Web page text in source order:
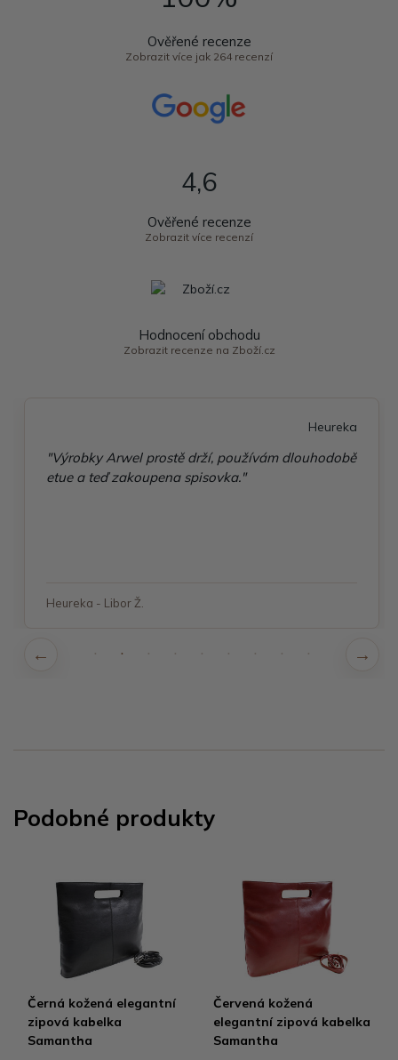
Ověřené recenze
Zobrazit více jak 264 recenzí
4,6
Ověřené recenze
Zobrazit více recenzí
Hodnocení obchodu
Zobrazit recenze na Zboží.cz
Heureka
"Příjemná komunikace, vzorné balení, rychlé
dodání a ještě "dárek" jsem velice spokojená a
Heureka - Jana P.
Podobné produkty
Černá kožená elegantní
zipová kabelka
Samantha
Červená kožená
elegantní zipová kabelka
Samantha